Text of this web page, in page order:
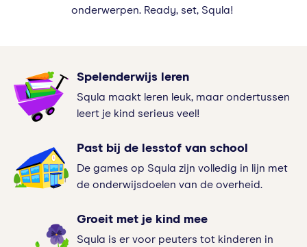
onderwerpen. Ready, set, Squla!
Spelenderwijs leren
Squla maakt leren leuk, maar ondertussen
leert je kind serieus veel!
Past bij de lesstof van school
De games op Squla zijn volledig in lijn met
de onderwijsdoelen van de overheid.
Groeit met je kind mee
Squla is er voor peuters tot kinderen in